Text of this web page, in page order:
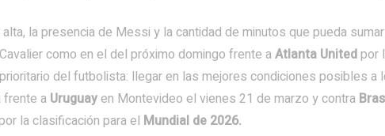
la presencia de Messi y la cantidad de minutos que pueda
como en el del próximo domingo frente aAtlanta Unitedpor
del futbolista: llegar en las mejores condiciones posibles a
frente a Uruguayen Montevideo el vienes 21 de marzo y contra
la clasificación para el Mundial de 2026.